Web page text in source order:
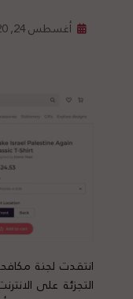
أغسطس 24, 2020
انتقدت لجنة
التجزئة على